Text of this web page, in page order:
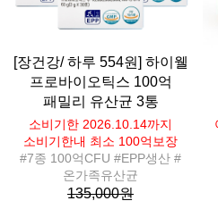
[장건강/ 하루 554원] 하이웰
프로바이오틱스 100억
패밀리 유산균 3통
소비기한 2026.10.14까지
소비기한내 최소 100억보장
#7종 100억CFU #EPP생산 #
온가족유산균
135,000원